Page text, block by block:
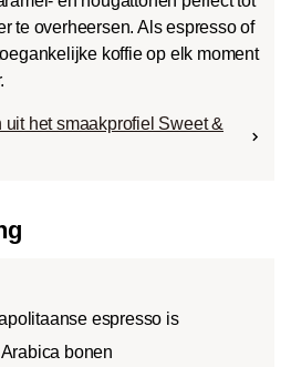
te overheersen. Als espresso of
koffie op elk moment
het smaakprofiel Sweet &
espresso is
bonen